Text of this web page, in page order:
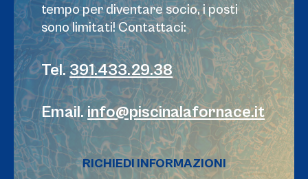
tempo per diventare socio, i posti
sono limitati! Contattaci:
Tel.391.433.29.38
Email.info@piscinalafornace.it
RICHIEDI INFORMAZIONI